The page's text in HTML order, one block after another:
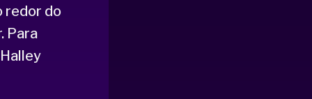
redor do
Para